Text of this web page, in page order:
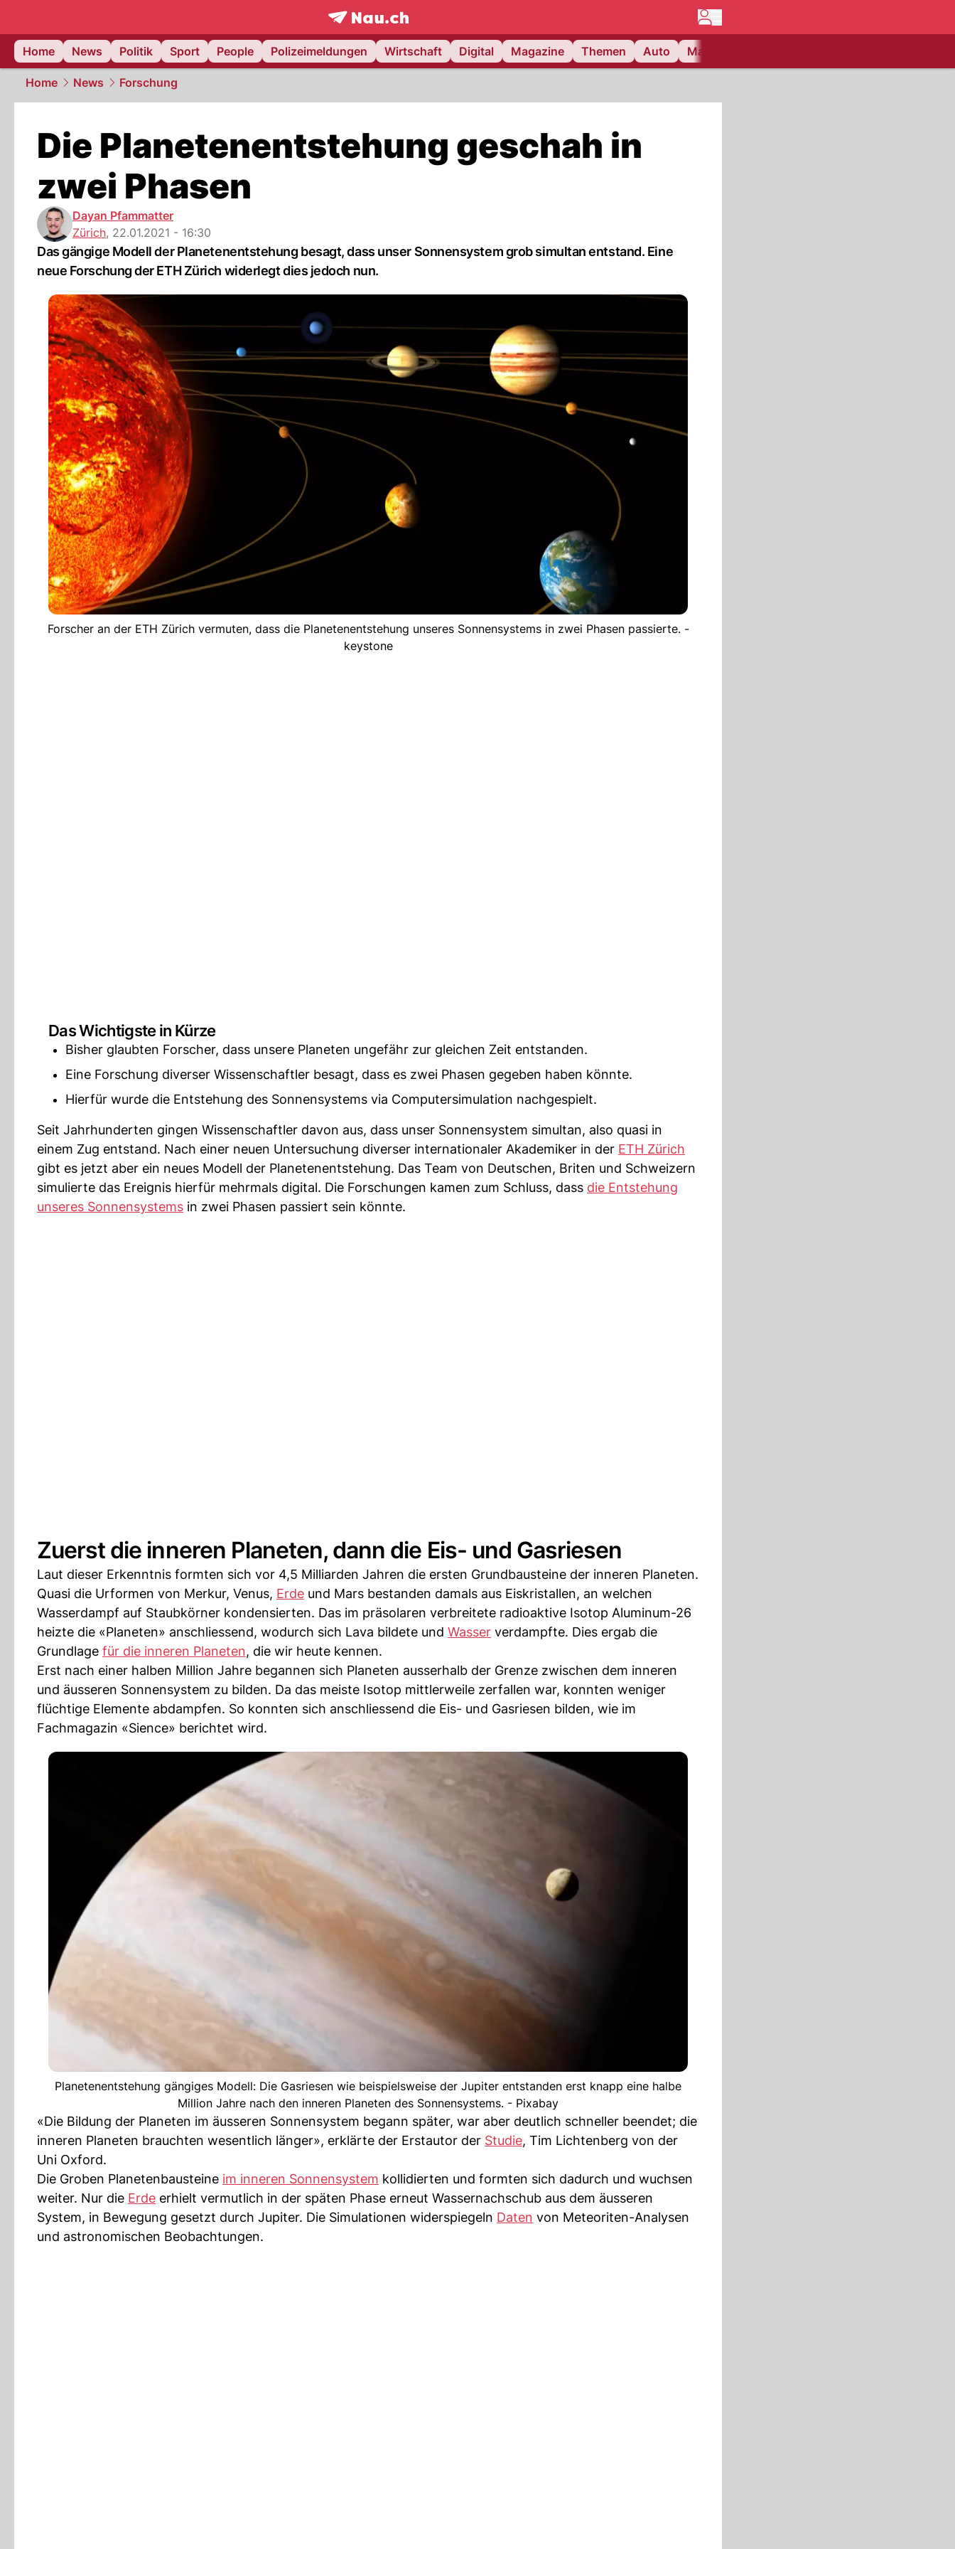
frontpage.NAU.ch
Home
News Politik Sport People Polizeimeldungen Wirtschaft Digital Magazine Themen Auto Matchcenter
Home News Forschung
Die Planetenentstehung geschah in
zwei Phasen
Dayan Pfammatter
Zürich, 22.01.2021 - 16:30
Das gängige Modell der Planetenentstehung besagt, dass unser Sonnensystem grob simultan entstand. Eine
neue Forschung der ETH Zürich widerlegt dies jedoch nun.
Forscher an der ETH Zürich vermuten, dass die Planetenentstehung unseres Sonnensystems in zwei Phasen passierte. -
keystone
Das Wichtigste in Kürze
Bisher glaubten Forscher, dass unsere Planeten ungefähr zur gleichen Zeit entstanden.
Eine Forschung diverser Wissenschaftler besagt, dass es zwei Phasen gegeben haben könnte.
Hierfür wurde die Entstehung des Sonnensystems via Computersimulation nachgespielt.
Seit Jahrhunderten gingen Wissenschaftler davon aus, dass unser Sonnensystem simultan, also quasi in
einem Zug entstand. Nach einer neuen Untersuchung diverser internationaler Akademiker in der ETH Zürich
gibt es jetzt aber ein neues Modell der Planetenentstehung. Das Team von Deutschen, Briten und Schweizern
simulierte das Ereignis hierfür mehrmals digital. Die Forschungen kamen zum Schluss, dass die Entstehung
unseres Sonnensystems in zwei Phasen passiert sein könnte.
Zuerst die inneren Planeten, dann die Eis- und Gasriesen
Laut dieser Erkenntnis formten sich vor 4,5 Milliarden Jahren die ersten Grundbausteine der inneren Planeten.
Quasi die Urformen von Merkur, Venus, Erde und Mars bestanden damals aus Eiskristallen, an welchen
Wasserdampf auf Staubkörner kondensierten. Das im präsolaren verbreitete radioaktive Isotop Aluminum-26
heizte die «Planeten» anschliessend, wodurch sich Lava bildete und Wasser verdampfte. Dies ergab die
Grundlage für die inneren Planeten, die wir heute kennen.
Erst nach einer halben Million Jahre begannen sich Planeten ausserhalb der Grenze zwischen dem inneren
und äusseren Sonnensystem zu bilden. Da das meiste Isotop mittlerweile zerfallen war, konnten weniger
flüchtige Elemente abdampfen. So konnten sich anschliessend die Eis- und Gasriesen bilden, wie im
Fachmagazin «Sience» berichtet wird.
Planetenentstehung gängiges Modell: Die Gasriesen wie beispielsweise der Jupiter entstanden erst knapp eine halbe
Million Jahre nach den inneren Planeten des Sonnensystems. - Pixabay
«Die Bildung der Planeten im äusseren Sonnensystem begann später, war aber deutlich schneller beendet; die
inneren Planeten brauchten wesentlich länger», erklärte der Erstautor der Studie, Tim Lichtenberg von der
Uni Oxford.
Die Groben Planetenbausteine im inneren Sonnensystem kollidierten und formten sich dadurch und wuchsen
weiter. Nur die Erde erhielt vermutlich in der späten Phase erneut Wassernachschub aus dem äusseren
System, in Bewegung gesetzt durch Jupiter. Die Simulationen widerspiegeln Daten von Meteoriten-Analysen
und astronomischen Beobachtungen.